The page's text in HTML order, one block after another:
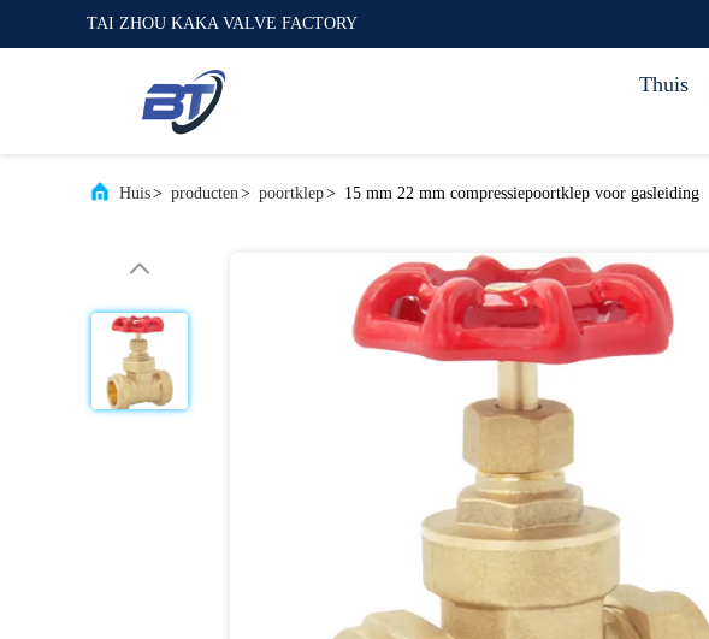
TAI ZHOU KAKA VALVE FACTORY
Thuis
Huis> producten> poortklep> 15 mm 22 mm compressiepoortklep voor gasleiding